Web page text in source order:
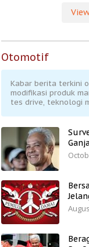
Otomotif
Kabar berita terkini
modifikasi produk
tes drive, teknologi